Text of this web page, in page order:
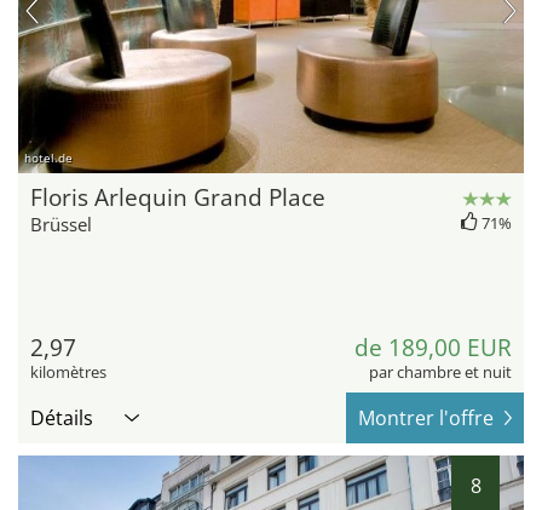
hotel.de
Floris Arlequin Grand Place
Brüssel 71%
2,97
kilomètres
de 189,00 EUR
par chambre et nuit
Détails Montrer l'offre
8